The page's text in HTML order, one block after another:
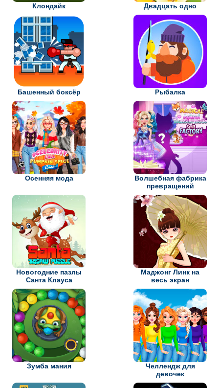
Клондайк Двадцать одно
Башенный боксёр Рыбалка
Осенняя мода
Волшебная фабрика
превращений
Новогодние пазлы
Санта Клауса
Маджонг Линк на
весь экран
Зумба мания
Челлендж для
девочек